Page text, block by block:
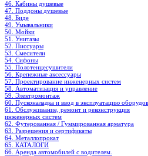
46. Кабины душевые
47. Поддоны душевые
48. Биде
49. Умывальники
50. Мойки
51. Унитазы
52. Писсуары
53. Смесители
54. Сифоны
55. Полотенцесушители
56. Крепежные аксессуары
57. Проектирование инженерных систем
58. Автоматизация и управление
59. Электромонтаж
60. Пусконаладка и ввод в эксплуатацию
61. Обслуживание, ремонт и реконструкция
инженерных систем
62. Футерованная / Гуммированная арматура
63. Разрешения и сертификаты
64. Металлопрокат
65. КАТАЛОГИ
66. Аренда автомобилей с водителем.